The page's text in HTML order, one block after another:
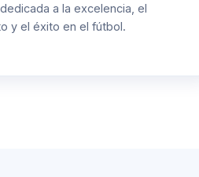
a la excelencia, el
y el éxito en el fútbol.